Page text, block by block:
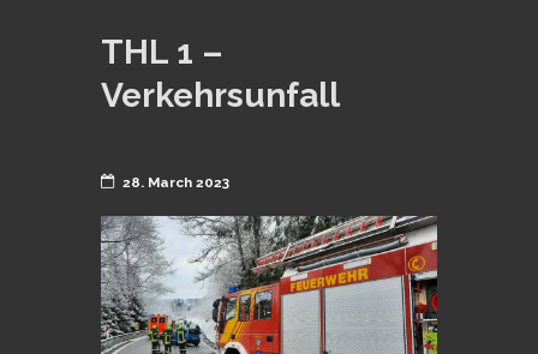
THL 1 –
Verkehrsunfall
28. March 2023